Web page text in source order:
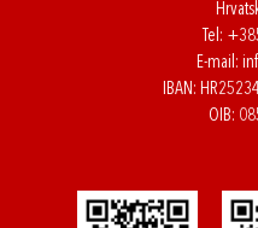
Tel:
E-mail:
IBAN:
OIB: